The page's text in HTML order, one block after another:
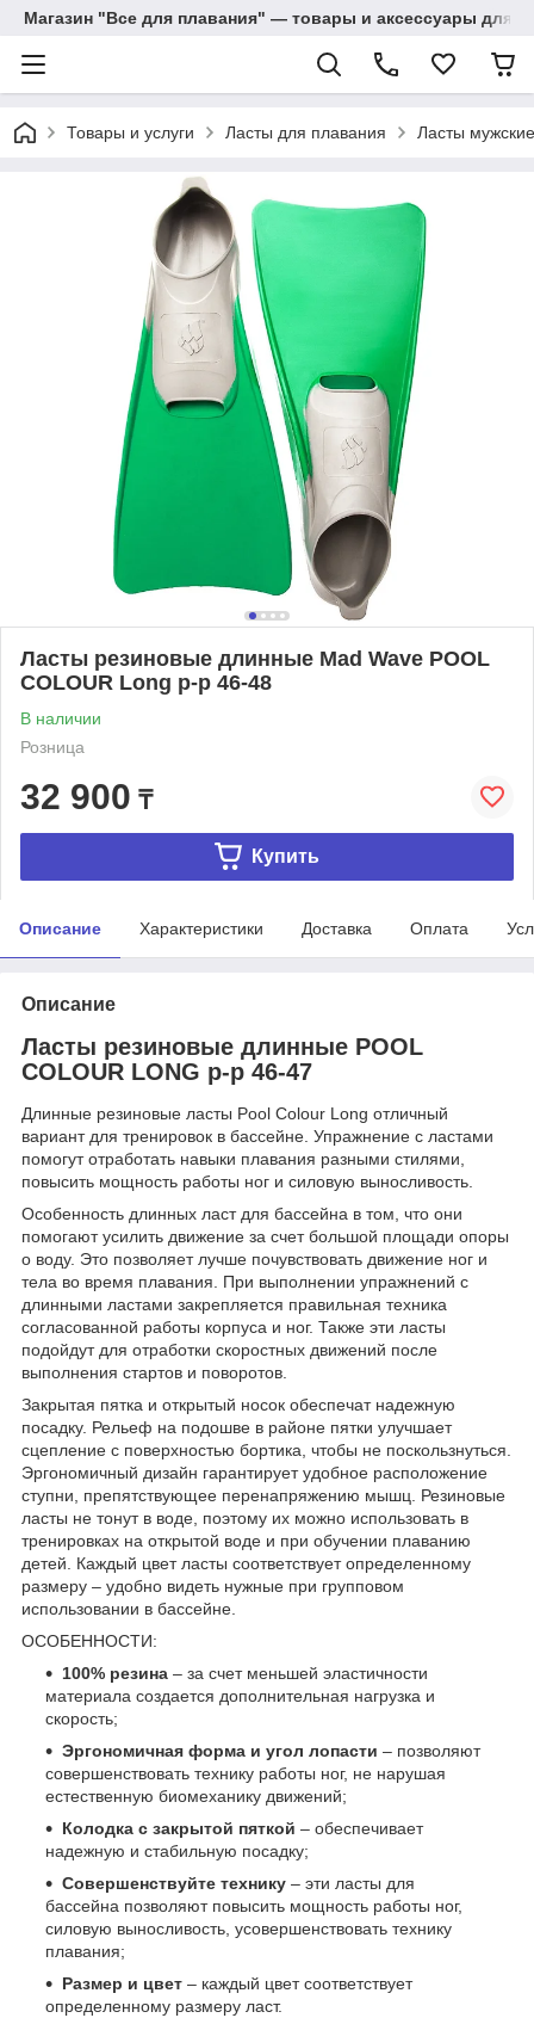
Магазин "Все для плавания" — товары и аксессуары для
Товары и услуги Ласты для плавания Ласты
Ласты резиновые длинные Mad Wave POOL
COLOUR Long р-р 46-48
В наличии
Розница
32 900 ₸
Купить
Описание Характеристики Доставка Оплата
Описание
Ласты резиновые длинные POOL
COLOUR LONG р-р 46-47
Длинные резиновые ласты Pool Colour Long отличный
вариант для тренировок в бассейне. Упражнение с ластами
помогут отработать навыки плавания разными стилями,
повысить мощность работы ног и силовую выносливость.
Особенность длинных ласт для бассейна в том, что они
помогают усилить движение за счет большой площади опоры
о воду. Это позволяет лучше почувствовать движение ног и
тела во время плавания. При выполнении упражнений с
длинными ластами закрепляется правильная техника
согласованной работы корпуса и ног. Также эти ласты
подойдут для отработки скоростных движений после
выполнения стартов и поворотов.
Закрытая пятка и открытый носок обеспечат надежную
посадку. Рельеф на подошве в районе пятки улучшает
сцепление с поверхностью бортика, чтобы не поскользнуться.
Эргономичный дизайн гарантирует удобное расположение
ступни, препятствующее перенапряжению мышц. Резиновые
ласты не тонут в воде, поэтому их можно использовать в
тренировках на открытой воде и при обучении плаванию
детей. Каждый цвет ласты соответствует определенному
размеру – удобно видеть нужные при групповом
использовании в бассейне.
ОСОБЕННОСТИ:
100% резина – за счет меньшей эластичности
материала создается дополнительная нагрузка и
скорость;
Эргономичная форма и угол лопасти – позволяют
совершенствовать технику работы ног, не нарушая
естественную биомеханику движений;
Колодка с закрытой пяткой – обеспечивает
надежную и стабильную посадку;
Совершенствуйте технику – эти ласты для
бассейна позволяют повысить мощность работы ног,
силовую выносливость, усовершенствовать технику
плавания;
Размер и цвет – каждый цвет соответствует
определенному размеру ласт.